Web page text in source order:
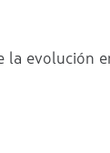
la evolución